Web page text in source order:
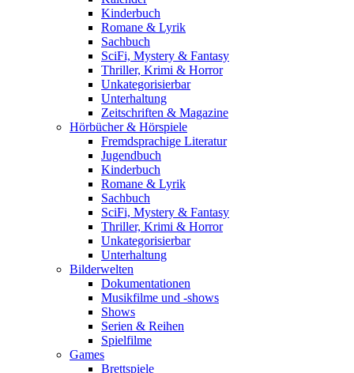
Kinderbuch
Romane & Lyrik
Sachbuch
SciFi, Mystery & Fantasy
Thriller, Krimi & Horror
Unkategorisierbar
Unterhaltung
Zeitschriften & Magazine
Hörbücher & Hörspiele
Fremdsprachige Literatur
Jugendbuch
Kinderbuch
Romane & Lyrik
Sachbuch
SciFi, Mystery & Fantasy
Thriller, Krimi & Horror
Unkategorisierbar
Unterhaltung
Bilderwelten
Dokumentationen
Musikfilme und -shows
Shows
Serien & Reihen
Spielfilme
Games
Brettspiele